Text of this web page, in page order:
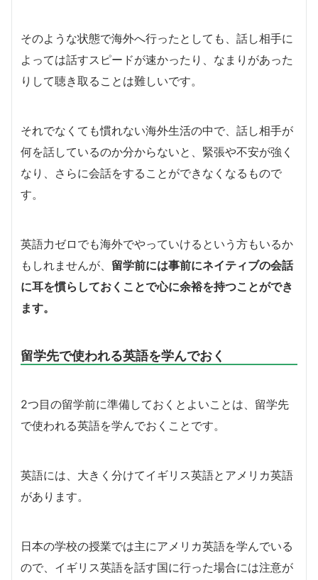
そのような状態で海外へ行ったとしても、話し相手に
よっては話すスピードが速かったり、なまりがあった
りして聴き取ることは難しいです。
それでなくても慣れない海外生活の中で、話し相手が
何を話しているのか分からないと、緊張や不安が強く
なり、さらに会話をすることができなくなるもので
す。
英語力ゼロでも海外でやっていけるという方もいるか
もしれませんが、 留学前には事前にネイティブの会話
に耳を慣らしておくことで心に余裕を持つことができ
ます。
留学先で使われる英語を学んでおく
2つ目の留学前に準備しておくとよいことは、留学先
で使われる英語を学んでおくことです。
英語には、大きく分けてイギリス英語とアメリカ英語
があります。
日本の学校の授業では主にアメリカ英語を学んでいる
ので、イギリス英語を話す国に行った場合には注意が